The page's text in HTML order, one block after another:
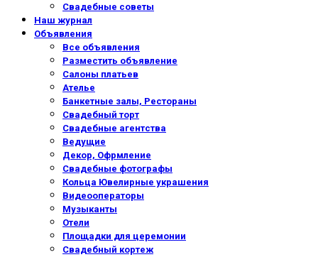
Свадебные советы
Наш журнал
Объявления
Все объявления
Разместить объявление
Салоны платьев
Ателье
Банкетные залы, Рестораны
Свадебный торт
Свадебные агентства
Ведущие
Декор, Офрмление
Свадебные фотографы
Кольца Ювелирные украшения
Видеооператоры
Музыканты
Отели
Площадки для церемонии
Свадебный кортеж